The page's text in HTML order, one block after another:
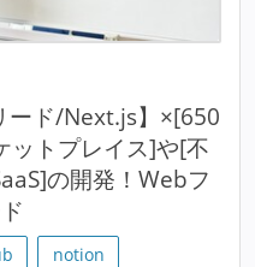
ード/Next.js】×[650
ットプレイス]や[不
の開発！Webフ
notion